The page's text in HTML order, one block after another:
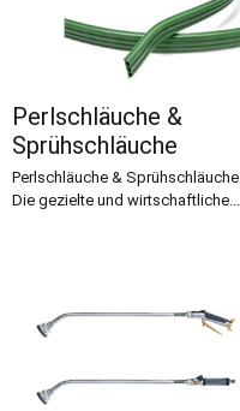
Perlschläuche &
Sprühschläuche
Perlschläuche & Sprühschläuche
Die gezielte und wirtschaftliche...